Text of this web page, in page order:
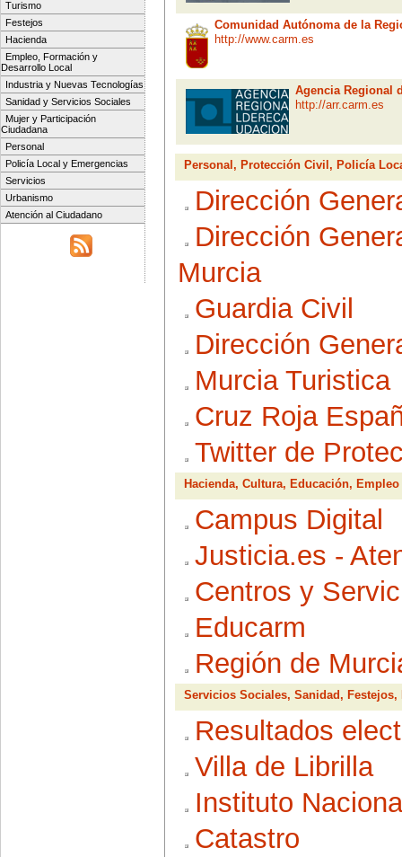
Turismo
Festejos
Hacienda
Empleo, Formación y
Desarrollo Local
Industria y Nuevas Tecnologías
Sanidad y Servicios Sociales
Mujer y Participación
Ciudadana
Personal
Policía Local y Emergencias
Servicios
Urbanismo
Atención al Ciudadano
Comunidad Autónoma de la
http://www.carm.es
Agencia Regional
http://arr.carm.es
Personal, Protección Civil, Policía
Dirección
Dirección
Murcia
Guardia Civil
Dirección
Murcia Turistica
Cruz Roja
Twitter de
Hacienda, Cultura, Educación,
Campus Digital
Justicia.es -
Centros y
Educarm
Región de
Servicios Sociales, Sanidad,
Resultados
Villa de Librilla
Instituto
Catastro